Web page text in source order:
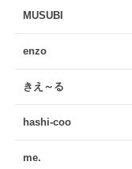
MUSUBI
enzo
きえ～る
hashi-coo
me.